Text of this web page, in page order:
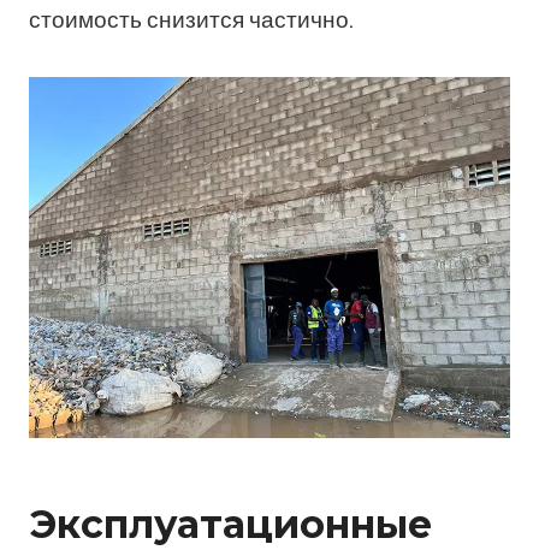
стоимость снизится частично.
Эксплуатационные